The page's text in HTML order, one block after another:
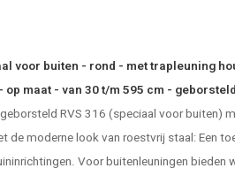
voor buiten - rond - met trapleuning
maat - van 30 t/m 595 cm -
RVS 316 (speciaal voor buiten)
de moderne look van roestvrij staal: Een
Voor buitenleuningen